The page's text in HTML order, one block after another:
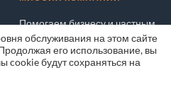
Помогаем бизнесу и частным
лицам покупать и продавать
выгодно и безопасно
ЭксперТРЕЙД.РУ © 2025
обслуживания на этом сайте
его использование, вы
cookie будут сохраняться на